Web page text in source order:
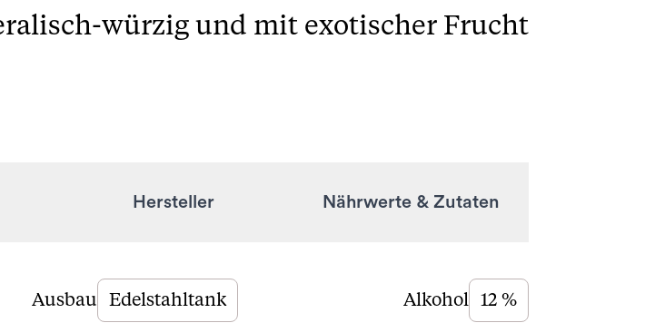
würzig und mit exotischer Frucht
Hersteller Nährwerte & Zutaten
Ausbau Edelstahltank Alkohol
12 %